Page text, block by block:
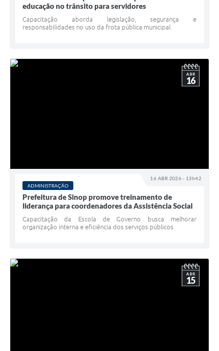
educação no trânsito para servidores
Capacitação aborda legislação, segurança e
responsabilidades no uso da frota pública municipal
16 ABR 2026 - 13h42
ABR
16
ADMINISTRAÇÃO
Prefeitura de Sinop promove treinamento de
liderança para coordenadores da Assistência Social
Capacitação da Escola de Governo busca melhorar
organização interna e eficiência dos serviços públicos
ABR
15